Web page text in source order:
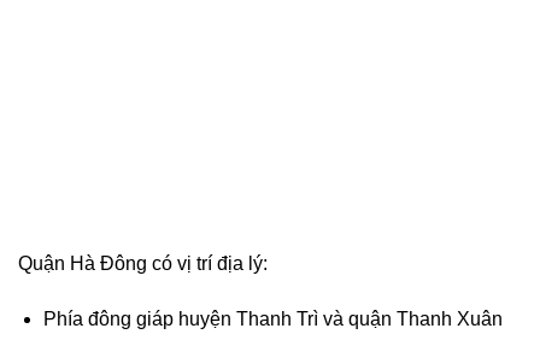
Quận Hà Đông có vị trí địa lý:
Phía đông giáp huyện Thanh Trìvà quận Thanh Xuân